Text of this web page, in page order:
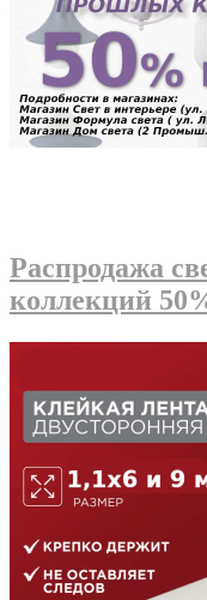
Распродажа
коллекций